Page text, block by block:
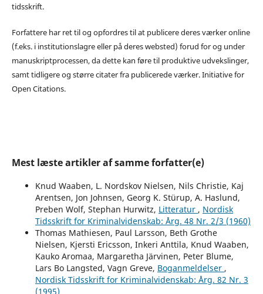
tidsskrift.
Forfattere har ret til og opfordres til at publicere deres værker online
(f.eks. i institutionslagre eller på deres websted) forud for og under
manuskriptprocessen, da dette kan føre til produktive udvekslinger,
samt tidligere og større citater fra publicerede værker. Initiative for
Open Citations.
Mest læste artikler af samme forfatter(e)
Knud Waaben, L. Nordskov Nielsen, Nils Christie, Kaj
Arentsen, Jon Johnsen, Georg K. Stürup, A. Haslund,
Preben Wolf, Stephan Hurwitz, Litteratur , Nordisk
Tidsskrift for Kriminalvidenskab: Årg. 48 Nr. 2/3 (1960)
Thomas Mathiesen, Paul Larsson, Beth Grothe
Nielsen, Kjersti Ericsson, Inkeri Anttila, Knud Waaben,
Kauko Aromaa, Margaretha Järvinen, Peter Blume,
Lars Bo Langsted, Vagn Greve, Boganmeldelser ,
Nordisk Tidsskrift for Kriminalvidenskab: Årg. 82 Nr. 3
(1995)